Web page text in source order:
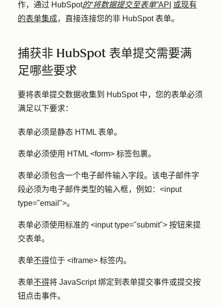
作，通过 HubSpot的“将数据提交至表单”API 或现有
的表单集成，直接连接您的非 HubSpot 表单。
捕获非 HubSpot 表单提交需要满
足哪些要求
要将表单提交数据收集到 HubSpot 中，您的表单必须
满足以下要求：
表单必须是静态 HTML 表单。
表单必须使用 HTML <form> 标签包裹。
表单必须包含一个电子邮件输入字段。该电子邮件字
段必须为电子邮件类型的输入框，例如：<input
type="email">。
表单必须使用标准的 <input type="submit"> 按钮来提
交表单。
表单不得位于 <iframe> 标签内。
表单不得将 JavaScript 绑定到表单提交事件或提交按
钮点击事件。